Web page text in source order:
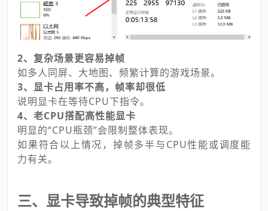
2、复杂场景更容易掉帧
如多人同屏、大地图、频繁计算的游戏场景。
3、显卡占用率不高，帧率却很低
说明显卡在等待CPU下指令。
4、老CPU搭配高性能显卡
明显的“CPU瓶颈”会限制整体表现。
如果符合以上情况，掉帧多半与CPU性能或调度能
力有关。
三、显卡导致掉帧的典型特征